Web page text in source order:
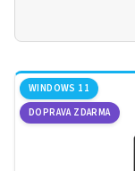
V
WINDOWS 11
DOPRAVA ZDARMA